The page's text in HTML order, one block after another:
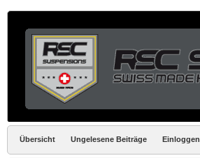
Übersicht Ungelesene Beiträge Einloggen